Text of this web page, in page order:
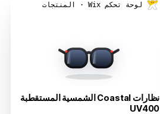
لوحة تحكم Wix · المنتجات
نظارات Coastal الشمسية المستقطبة
UV400